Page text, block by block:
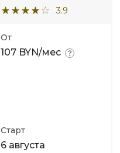
3.9
От
107 BYN/мес
Старт
6 августа